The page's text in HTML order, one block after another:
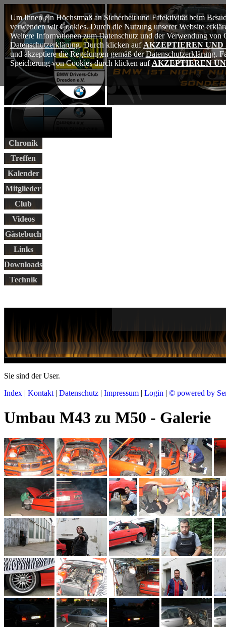
Um Ihnen ein Höchstmaß an Sicherheit und Effektivität beim
verwenden wir Cookies. Durch die Nutzung unserer Website
Weitere Informationen zum Datenschutz und der Verwendung von
Datenschutzerklärung. Durch klicken aufAKZEPTIEREN UND
und akzeptiere die Regelungen gemäß derDatenschutzerklärung.
Speicherung von Cookies durch klicken auf AKZEPTIEREN
Chronik
Treffen
Kalender
Mitglieder
Club
Videos
Gästebuch
Links
Downloads
Technik
Sie sind derUser.
Index | Kontakt | Datenschutz | Impressum | Login | © powered by
Umbau M43 zu M50 - Galerie